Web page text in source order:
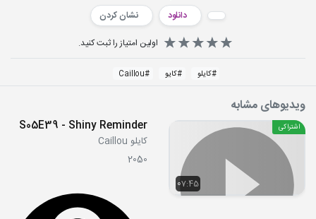
دانلود
نشان کردن
اولین امتیاز را ثبت کنید.
#کایلو #کایو #
Caillou
ویدیوهای مشابه
07:45
اشتراکی S05E39 - Shiny Reminder
کایلو Caillou
2050